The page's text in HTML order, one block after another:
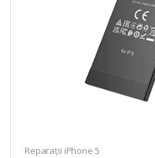
Reparații iPhone 5